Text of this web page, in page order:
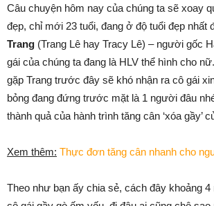
Câu chuyện hôm nay của chúng ta sẽ xoay
đẹp, chỉ mới 23 tuổi, đang ở độ tuổi đẹp nhất
Trang (Trang Lê hay Tracy Lê) – người gốc
gái của chúng ta đang là HLV thể hình cho
gặp Trang trước đây sẽ khó nhận ra cô gái
bỏng đang đứng trước mặt là 1 người đâu
thành quả của hành trình tăng cân ‘xóa gầy’
Xem thêm: Thực đơn tăng cân nhanh cho
Theo như bạn ấy chia sẻ, cách đây khoảng 4